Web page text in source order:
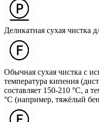
Деликатная сухая чистка
Обычная сухая чистка с
температура кипения
составляет 150-210 °C, а
°C (например, тяжёлый